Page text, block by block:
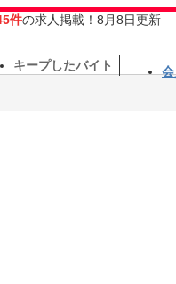
件の求人掲載！8月8日更新
キープしたバイト